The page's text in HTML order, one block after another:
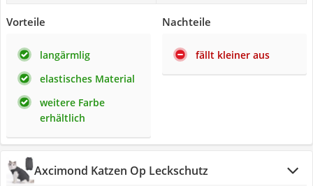
Vorteile
langärmlig
elastisches Material
weitere Farbe
erhältlich
Nachteile
fällt kleiner aus
Axcimond Katzen Op Leckschutz